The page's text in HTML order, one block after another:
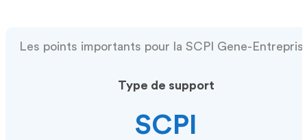
Les points importants pour la SCPI Gene-
Type de support
SCPI